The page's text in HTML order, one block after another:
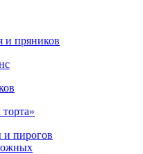
и пряников
и пирогов